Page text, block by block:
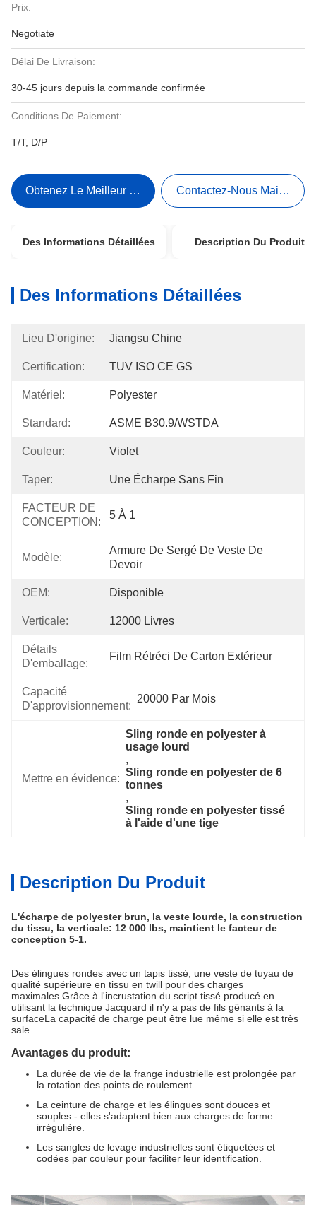
Prix:
Negotiate
Délai De Livraison:
30-45 jours depuis la commande confirmée
Conditions De Paiement:
T/T, D/P
Obtenez Le Meilleur Prix Contactez-Nous Maintenant
Des Informations Détaillées Description Du Produit
Des Informations Détaillées
Lieu D'origine: Jiangsu Chine
Certification: TUV ISO CE GS
Matériel: Polyester
Standard: ASME B30.9/WSTDA
Couleur: Violet
Taper: Une Écharpe Sans Fin
FACTEUR DE
CONCEPTION:
5 À 1
Modèle:
Armure De Sergé De Veste De
Devoir
OEM: Disponible
Verticale: 12000 Livres
Détails
D'emballage:
Film Rétréci De Carton Extérieur
Capacité
D'approvisionnement:
20000 Par Mois
Mettre en évidence:
Sling ronde en polyester à
usage lourd
,
Sling ronde en polyester de 6
tonnes
,
Sling ronde en polyester tissé
à l'aide d'une tige
Description Du Produit
L'écharpe de polyester brun, la veste lourde, la construction
du tissu, la verticale: 12 000 lbs, maintient le facteur de
conception 5-1.
Des élingues rondes avec un tapis tissé, une veste de tuyau de
qualité supérieure en tissu en twill pour des charges
maximales.Grâce à l'incrustation du script tissé producé en
utilisant la technique Jacquard il n'y a pas de fils gênants à la
surfaceLa capacité de charge peut être lue même si elle est très
sale.
Avantages du produit:
La durée de vie de la frange industrielle est prolongée par
la rotation des points de roulement.
La ceinture de charge et les élingues sont douces et
souples - elles s'adaptent bien aux charges de forme
irrégulière.
Les sangles de levage industrielles sont étiquetées et
codées par couleur pour faciliter leur identification.